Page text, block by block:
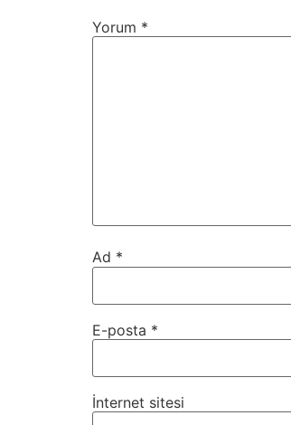
Yorum *
Ad *
E-posta *
İnternet sitesi